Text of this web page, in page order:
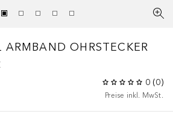
ARMBAND OHRSTECKER
0 (0)
Preise inkl. MwSt.